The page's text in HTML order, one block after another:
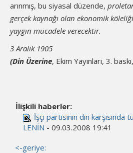
arınmış, bu siyasal düzende,
gerçek kaynağı olan ekonomik
yaygın mücadele verecektir.
3 Aralık 1905
(Din Üzerine, Ekim Yayınları, 3.
İlişkili haberler:
İşçi partisinin din karşısında
LENİN - 09.03.2008 19:41
<-geriye: